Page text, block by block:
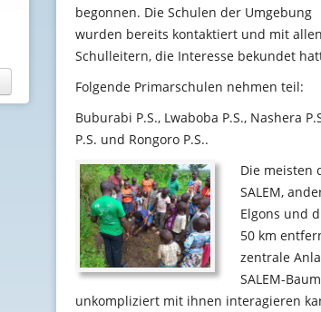
begonnen. Die Schulen der Umgebung
wurden bereits kontaktiert und mit allen
Schulleitern, die Interesse bekundet
Folgende Primarschulen nehmen teil:
Buburabi P.S., Lwaboba P.S., Nashera
P.S. und Rongoro P.S..
Die meisten
SALEM,
Elgons und
50 km
zentrale
SALEM-
unkompliziert mit ihnen interagieren